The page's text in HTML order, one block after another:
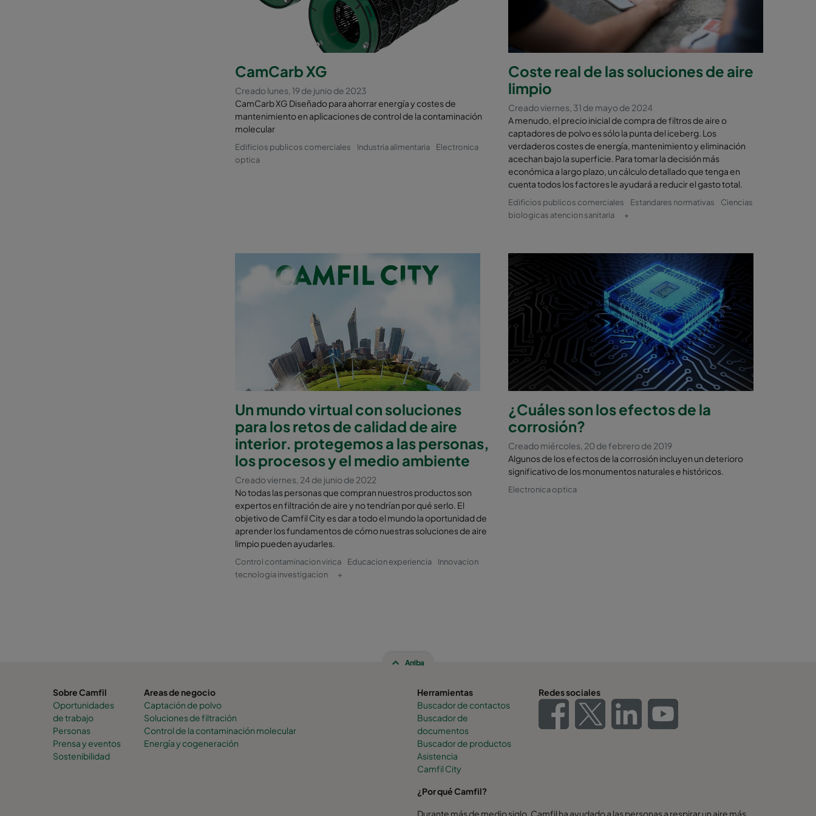
CamCarb XG
Creado lunes, 19 de junio de 2023
CamCarb XG Diseñado para ahorrar energía y costes de
mantenimiento en aplicaciones de control de la contaminación
molecular
Edificios publicos comerciales Industria alimentaria
Electronica
optica
Coste real de las soluciones de aire
limpio
Creado viernes, 31 de mayo de 2024
A menudo, el precio inicial de compra de filtros de aire o
captadores de polvo es sólo la punta del iceberg. Los
verdaderos costes de energía, mantenimiento y eliminación
acechan bajo la superficie. Para tomar la decisión más
económica a largo plazo, un cálculo detallado que tenga en
cuenta todos los factores le ayudará a reducir el gasto total.
Edificios publicos comerciales Estandares normativas
Ciencias
biologicas atencion sanitaria
+
Un mundo virtual con soluciones
para los retos de calidad de aire
interior. protegemos a las personas,
los procesos y el medio ambiente
Creado viernes, 24 de junio de 2022
No todas las personas que compran nuestros productos son
expertos en filtración de aire y no tendrían por qué serlo. El
objetivo de Camfil City es dar a todo el mundo la oportunidad de
aprender los fundamentos de cómo nuestras soluciones de aire
limpio pueden ayudarles.
Control contaminacion virica Educacion experiencia
Innovacion
tecnologia investigacion
+
¿Cuáles son los efectos de la
corrosión?
Creado miércoles, 20 de febrero de 2019
Algunos de los efectos de la corrosión incluyen un deterioro
significativo de los monumentos naturales e históricos.
Electronica optica
Arriba
Sobre Camfil
Oportunidades
de trabajo
Personas
Prensa y eventos
Sostenibilidad
Areas de negocio
Captación de polvo
Soluciones de filtración
Control de la contaminación molecular
Energía y cogeneración
Herramientas
Buscador de contactos
Buscador de
documentos
Buscador de productos
Asistencia
Camfil City
Redes sociales
¿Por qué Camfil?
Durante más de medio siglo, Camfil ha ayudado a las personas a respirar un aire más